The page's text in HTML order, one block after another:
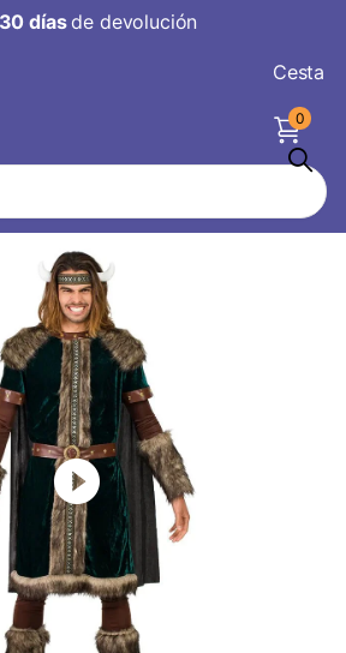
30 díasde devolución
Cesta
0
Verde Hombre